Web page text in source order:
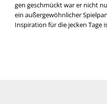
gen geschmückt war er nicht
ein außer­ge­wöhn­li­cher
Inspiration für die jecken Tage